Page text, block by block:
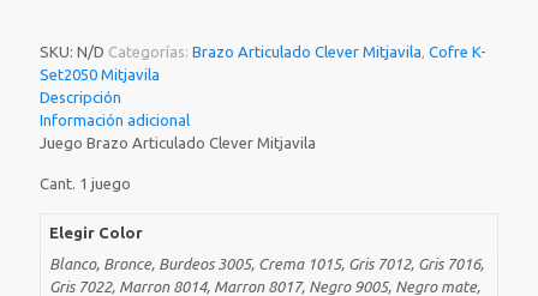
cantidad
SKU: N/D Categorías: Brazo Articulado Clever Mitjavila, Cofre K-
Set2050 Mitjavila
Descripción
Información adicional
Juego Brazo Articulado Clever Mitjavila
Cant. 1 juego
Elegir Color
Blanco, Bronce, Burdeos 3005, Crema 1015, Gris 7012, Gris 7016,
Gris 7022, Marron 8014, Marron 8017, Negro 9005, Negro mate,